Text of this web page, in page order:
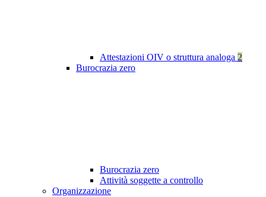
Attestazioni OIV o struttura analoga 2
Burocrazia zero
Burocrazia zero
Attività soggette a controllo
Organizzazione